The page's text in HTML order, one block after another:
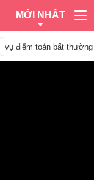
MỚI NHẤT
vụ điểm toán bất